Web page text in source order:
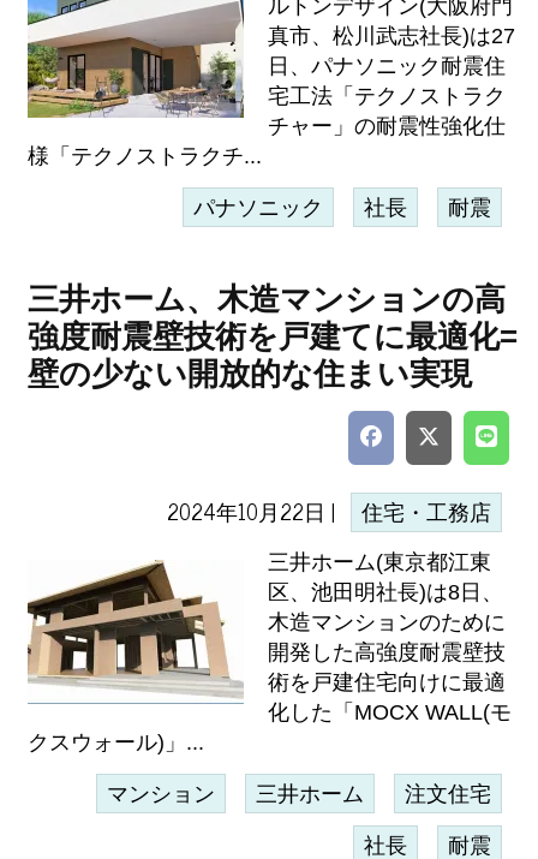
ルトンデザイン(大阪府門
真市、松川武志社長)は27
日、パナソニック耐震住
宅工法「テクノストラク
チャー」の耐震性強化仕
様「テクノストラクチ...
パナソニック 社長 耐震
三井ホーム、木造マンションの高
強度耐震壁技術を戸建てに最適化=
壁の少ない開放的な住まい実現
2024年10月22日 | 住宅・工務店
三井ホーム(東京都江東
区、池田明社長)は8日、
木造マンションのために
開発した高強度耐震壁技
術を戸建住宅向けに最適
化した「MOCX WALL(モ
クスウォール)」...
マンション 三井ホーム 注文住宅
社長 耐震